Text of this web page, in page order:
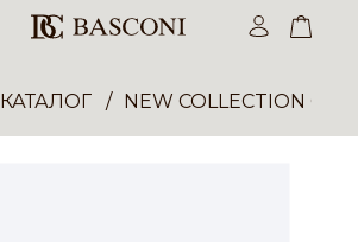
КАТАЛОГ NEW COLLECTION